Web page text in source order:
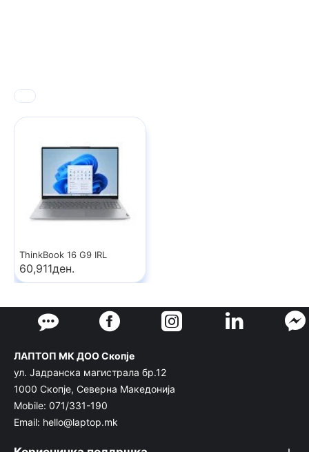
ThinkBook 16 G9 IRL
60,911ден.
ЛАПТОП МК ДОО Скопје
ул. Јадранска магистрала бр.12
1000 Скопје, Северна Македонија
Mobile: 071/331-190
Email: hello@laptop.mk